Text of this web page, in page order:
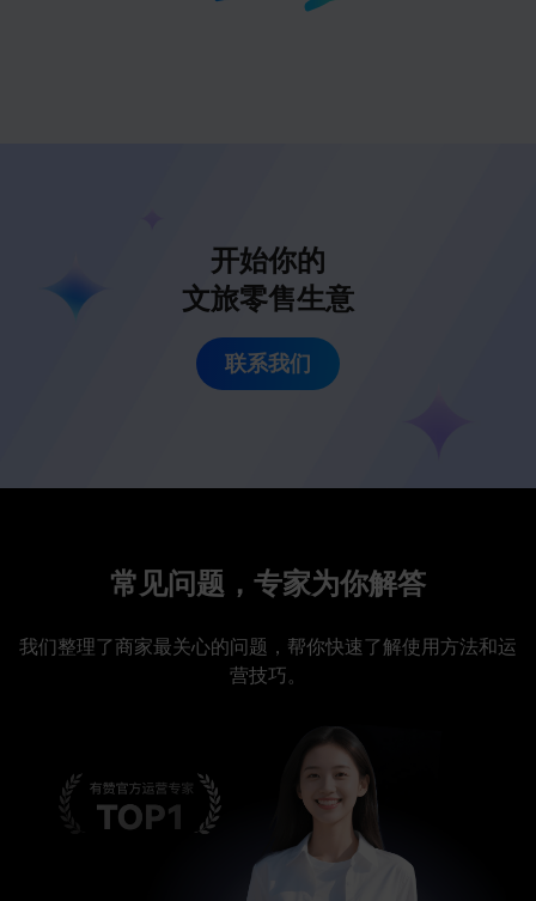
开始你的
文旅零售生意
联系我们
常见问题，专家为你解答
我们整理了商家最关心的问题，帮你快速了解使用方法和运
营技巧。